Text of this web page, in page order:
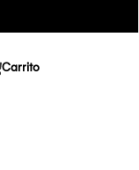
Carrito